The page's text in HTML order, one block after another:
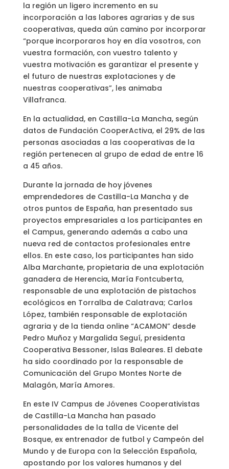
la región un ligero incremento en su
incorporación a las labores agrarias y de sus
cooperativas, queda aún camino por incorporar
“porque incorporaros hoy en día vosotros, con
vuestra formación, con vuestro talento y
vuestra motivación es garantizar el presente y
el futuro de nuestras explotaciones y de
nuestras cooperativas”, les animaba
Villafranca.
En la actualidad, en Castilla-La Mancha, según
datos de Fundación CooperActiva, el 29% de las
personas asociadas a las cooperativas de la
región pertenecen al grupo de edad de entre 16
a 45 años.
Durante la jornada de hoy jóvenes
emprendedores de Castilla-La Mancha y de
otros puntos de España, han presentado sus
proyectos empresariales a los participantes en
el Campus, generando además a cabo una
nueva red de contactos profesionales entre
ellos. En este caso, los participantes han sido
Alba Marchante, propietaria de una explotación
ganadera de Herencia, María Fontcuberta,
responsable de una explotación de pistachos
ecológicos en Torralba de Calatrava; Carlos
López, también responsable de explotación
agraria y de la tienda online “ACAMON” desde
Pedro Muñoz y Margalida Seguí, presidenta
Cooperativa Bessoner, Islas Baleares. El debate
ha sido coordinado por la responsable de
Comunicación del Grupo Montes Norte de
Malagón, María Amores.
En este IV Campus de Jóvenes Cooperativistas
de Castilla-La Mancha han pasado
personalidades de la talla de Vicente del
Bosque, ex entrenador de futbol y Campeón del
Mundo y de Europa con la Selección Española,
apostando por los valores humanos y del